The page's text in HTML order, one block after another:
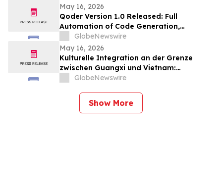
May 16, 2026
Qoder Version 1.0 Released: Full
Automation of Code Generation,
Verification & Delivery
GlobeNewswire
May 16, 2026
Kulturelle Integration an der Grenze
zwischen Guangxi und Vietnam:
Veranstaltungen in Baise schlagen eine
Beziehungen zwischen China und Vietnam
GlobeNewswire
Show More